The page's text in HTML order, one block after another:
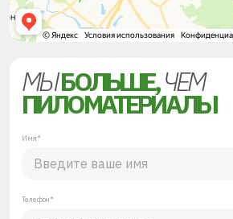
МЫБОЛЬШЕ,ЧЕМ
ПИЛОМАТЕРИАЛЫ
Имя*
Телефон*